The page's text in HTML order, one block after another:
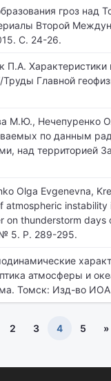
гроз над
Второй
С. 24-26.
П.А.
Главной
М.Ю., Нечепуренко
по данным
над территорией
Olga Evgenevna,
atmospheric
thunderstorm days
5. P. 289-295.
атмосферы и
Томск: Изд-во
2 3 4 5 »